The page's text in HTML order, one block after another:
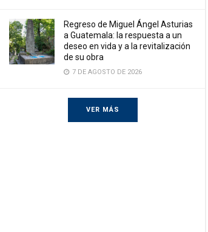
Regreso de Miguel Ángel Asturias
a Guatemala: la respuesta a un
deseo en vida y a la revitalización
de su obra
7 DE AGOSTO DE 2026
VER MÁS